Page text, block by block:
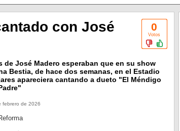
0
Votos
con José
de José Madero esperaban que en su show
Bestia, de hace dos semanas, en el Estadio
apareciera cantando a dueto "El Méndigo
febrero de 2026